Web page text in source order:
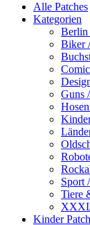
Alle Patches
Kategorien
Berlin
Biker
Guns
Sport
Tiere
Kinder